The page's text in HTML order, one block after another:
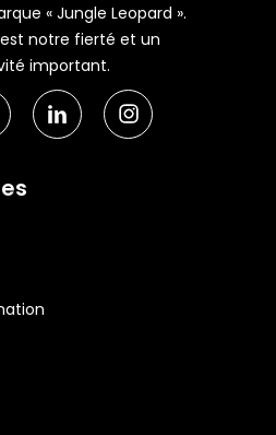
« Jungle Leopard ».
notre fierté et un
important.